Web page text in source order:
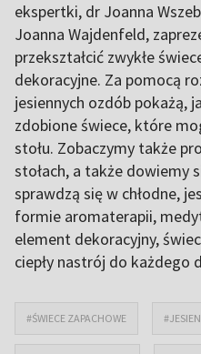
ekspertki, dr Joanna
Joanna Wajdenfeld,
przekształcić zwykłe
dekoracyjne. Za pomocą
jesiennych ozdób pokażą,
zdobione świece, które
stołu. Zobaczymy także
stołach, a także dowiemy
sprawdzą się w chłodne,
formie aromaterapii,
element dekoracyjny,
ciepły nastrój do każdego
#ŚWIECE ZAPACHOWE